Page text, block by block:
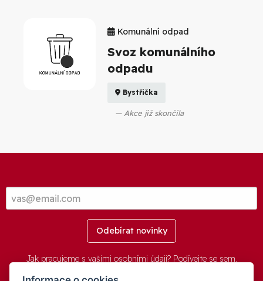
Komunální odpad
Svoz komunálního
odpadu
Bystřička
Akce již skončila
Odebírat novinky
Jak pracujeme s vašimi osobními údaji? Podívejte se sem